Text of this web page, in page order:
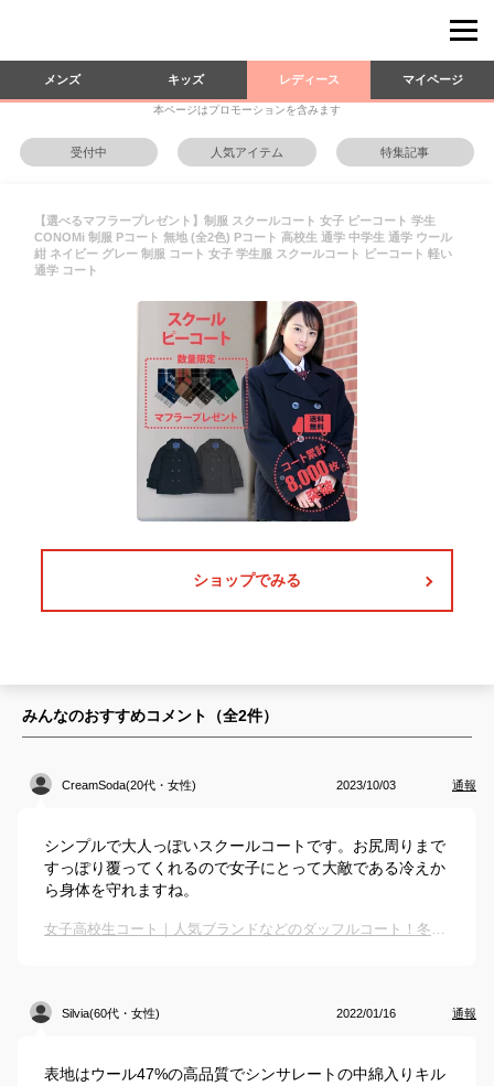
メンズ キッズ レディース マイページ
本ページはプロモーションを含みます
受付中 人気アイテム 特集記事
【選べるマフラープレゼント】制服 スクールコート 女子 ピーコート 学生
CONOMi 制服 Pコート 無地 (全2色) Pコート 高校生 通学 中学生 通学 ウール
紺 ネイビー グレー 制服 コート 女子 学生服 スクールコート ピーコート 軽い
通学 コート
ショップでみる
みんなのおすすめコメント（全2件）
CreamSoda(20代・女性) 2023/10/03 通報
シンプルで大人っぽいスクールコートです。お尻周りまで
すっぽり覆ってくれるので女子にとって大敵である冷えか
ら身体を守れますね。
女子高校生コート｜人気ブランドなどのダッフルコート！冬の通学用アウターのおすすめは？
Silvia(60代・女性) 2022/01/16 通報
表地はウール47%の高品質でシンサレートの中綿入りキル